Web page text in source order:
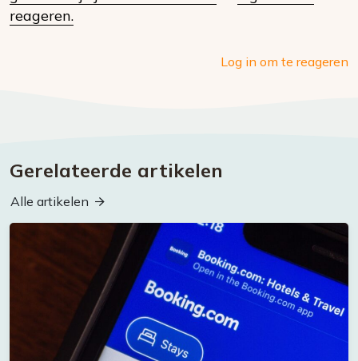
reageren.
Log in om te reageren
Gerelateerde artikelen
Alle artikelen